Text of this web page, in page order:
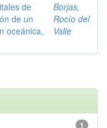
de
de un
oceánica,
Borjas,
Rocío del
Valle
1